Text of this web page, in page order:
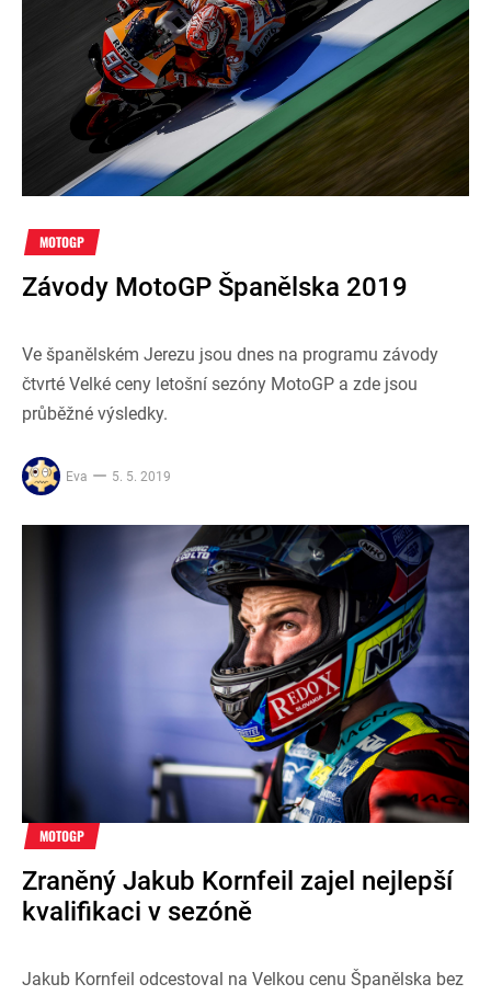
MOTOGP
Závody MotoGP Španělska 2019
Ve španělském Jerezu jsou dnes na programu závody
čtvrté Velké ceny letošní sezóny MotoGP a zde jsou
průběžné výsledky.
Eva 5. 5. 2019
MOTOGP
Zraněný Jakub Kornfeil zajel nejlepší
kvalifikaci v sezóně
Jakub Kornfeil odcestoval na Velkou cenu Španělska bez